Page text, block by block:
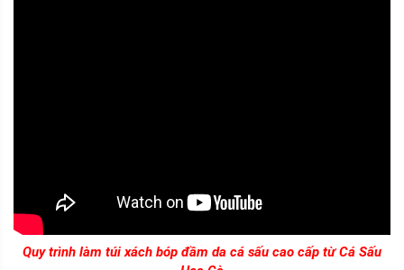
Quy trình làm túi xách bóp đầm da cá sấu cao cấp từ Cá Sấu